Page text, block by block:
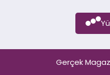
Gerçek